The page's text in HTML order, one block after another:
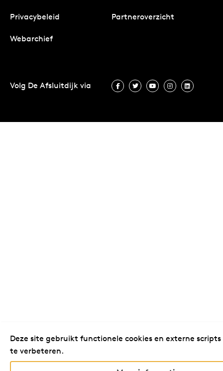
Deze site gebruikt functionele cookies en externe
te verbeteren.
Privacybeleid Partneroverzicht
Webarchief
Volg De Afsluitdijk via Volg De Afsluitdijk via Facebook
Volg De Afsluitdijk via
Volg De Afsluitdijk via
Volg De